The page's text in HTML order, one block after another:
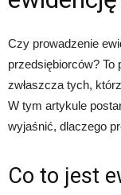
Czy prowadzenie
przedsiębiorców? To
zwłaszcza tych,
W tym artykule
wyjaśnić, dlaczego
Co to jest